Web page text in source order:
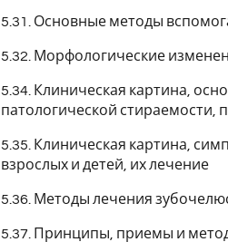
5.31. Основные методы
5.32. Морфологические
5.34. Клиническая картина,
патологической стираемости,
5.35. Клиническая картина,
взрослых и детей, их лечение
5.36. Методы лечения
5.37. Принципы, приемы и